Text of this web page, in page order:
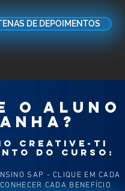
DE DEPOIMENTOS
O ALUNO
CREATIVE-TI
DO CURSO:
SAP - CLIQUE EM CADA
CADA BENEFÍCIO